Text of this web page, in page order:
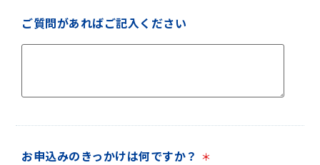
ご質問があればご記入ください
お申込みのきっかけは何ですか？ ＊